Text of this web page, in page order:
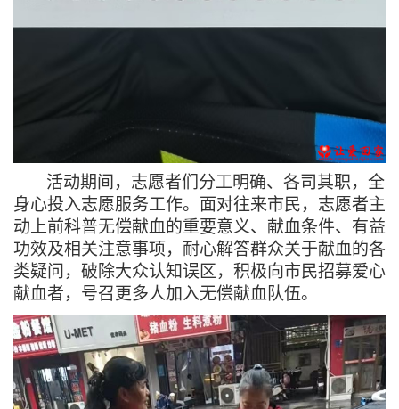
活动期间，志愿者们分工明确、各司其职，全
身心投入志愿服务工作。面对往来市民，志愿者主
动上前科普无偿献血的重要意义、献血条件、有益
功效及相关注意事项，耐心解答群众关于献血的各
类疑问，破除大众认知误区，积极向市民招募爱心
献血者，号召更多人加入无偿献血队伍。